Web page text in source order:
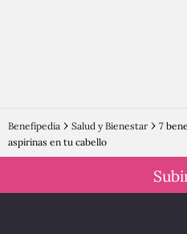
Benefipedia Salud y Bienestar
7
aspirinas en tu cabello